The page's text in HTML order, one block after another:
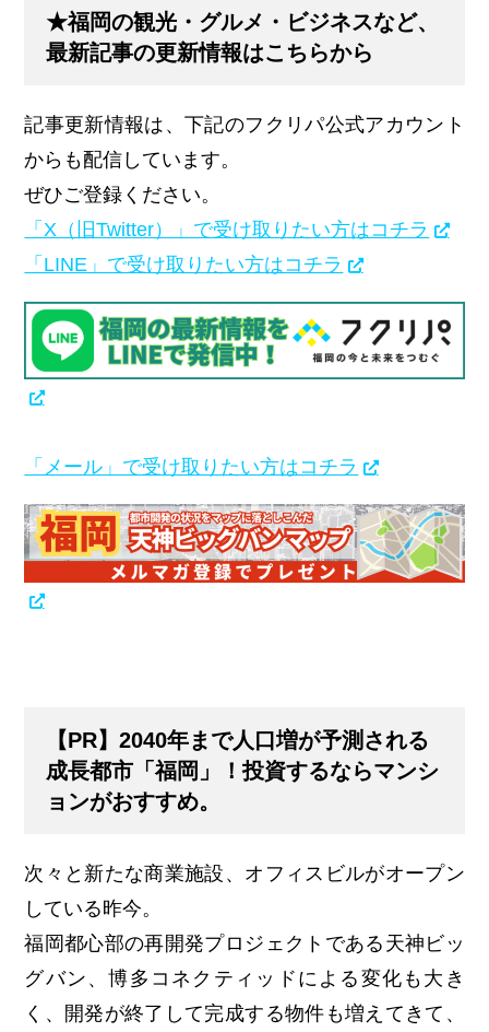
★福岡の観光・グルメ・ビジネスなど、
最新記事の更新情報はこちらから
記事更新情報は、下記のフクリパ公式アカウント
からも配信しています。
ぜひご登録ください。
「X（旧Twitter）」で受け取りたい方はコチラ
「LINE」で受け取りたい方はコチラ
「メール」で受け取りたい方はコチラ
【PR】2040年まで人口増が予測される
成長都市「福岡」！投資するならマンシ
ョンがおすすめ。
次々と新たな商業施設、オフィスビルがオープン
している昨今。
福岡都心部の再開発プロジェクトである天神ビッ
グバン、博多コネクティッドによる変化も大き
く、開発が終了して完成する物件も増えてきて、